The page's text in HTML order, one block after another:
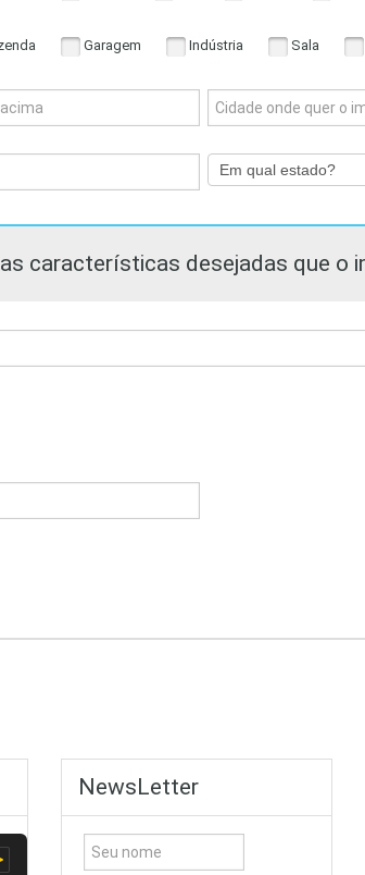
Garagem Indústria Sala
características desejadas que o
NewsLetter